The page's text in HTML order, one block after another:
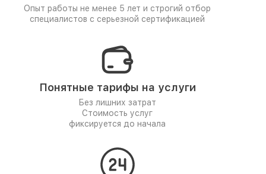
Опыт работы не менее 5 лет и строгий отбор
специалистов с серьезной сертификацией
Понятные тарифы на услуги
Без лишних затрат
Стоимость услуг
фиксируется до начала